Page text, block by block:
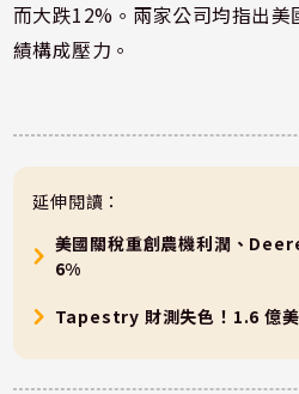
而大跌12%。兩家公司均指出美
績構成壓力。
延伸閱讀：
美國關稅重創農機利潤、
6%
Tapestry 財測失色！1.6 億